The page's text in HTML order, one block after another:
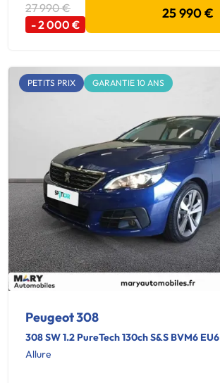
27 990 €
- 2 000 €
25 990 €
PETITS PRIX GARANTIE 10 ANS
Peugeot 308
308 SW 1.2 PureTech 130ch S&S BVM6 EU6
Allure